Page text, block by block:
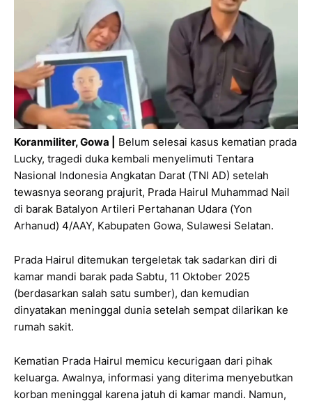
Koranmiliter, Gowa
Belum selesai kasus kematian prada
Lucky, tragedi duka kembali menyelimuti Tentara
Nasional Indonesia Angkatan Darat (TNI AD) setelah
tewasnya seorang prajurit, Prada Hairul Muhammad Nail
di barak Batalyon Artileri Pertahanan Udara (Yon
Arhanud) 4/AAY, Kabupaten Gowa, Sulawesi Selatan.
Prada Hairul ditemukan tergeletak tak sadarkan diri di
kamar mandi barak pada Sabtu, 11 Oktober 2025
(berdasarkan salah satu sumber), dan kemudian
dinyatakan meninggal dunia setelah sempat dilarikan ke
rumah sakit.
Kematian Prada Hairul memicu kecurigaan dari pihak
keluarga. Awalnya, informasi yang diterima menyebutkan
korban meninggal karena jatuh di kamar mandi. Namun,